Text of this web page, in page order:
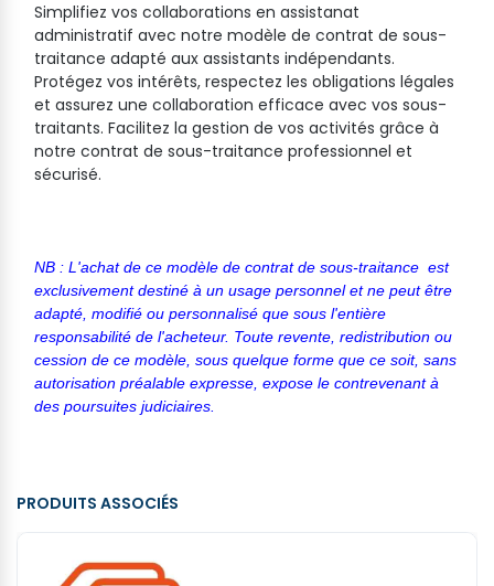
Simplifiez vos collaborations en assistanat
administratif avec notre modèle de contrat de sous-
traitance adapté aux assistants indépendants.
Protégez vos intérêts, respectez les obligations légales
et assurez une collaboration efficace avec vos sous-
traitants. Facilitez la gestion de vos activités grâce à
notre contrat de sous-traitance professionnel et
sécurisé.
NB : L'achat de ce modèle de contrat de sous-traitance est
exclusivement destiné à un usage personnel et ne peut être
adapté, modifié ou personnalisé que sous l'entière
responsabilité de l'acheteur. Toute revente, redistribution ou
cession de ce modèle, sous quelque forme que ce soit, sans
autorisation préalable expresse, expose le contrevenant à
des poursuites judiciaires.
PRODUITS ASSOCIÉS